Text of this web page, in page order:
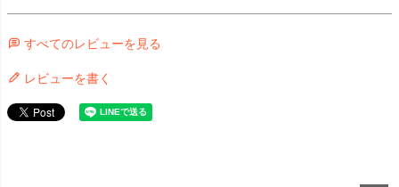
すべてのレビューを見る
レビューを書く